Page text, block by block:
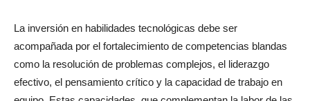
La inversión en habilidades tecnológicas debe ser
acompañada por el fortalecimiento de competencias blandas
como la resolución de problemas complejos, el liderazgo
efectivo, el pensamiento crítico y la capacidad de trabajo en